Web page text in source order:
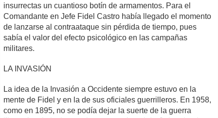
insurrectas un cuantioso botín de armamentos. Para el
Comandante en Jefe Fidel Castro había llegado el momento
de lanzarse al contraataque sin pérdida de tiempo, pues
sabía el valor del efecto psicológico en las campañas
militares.
LA INVASIÓN
La idea de la Invasión a Occidente siempre estuvo en la
mente de Fidel y en la de sus oficiales guerrilleros. En 1958,
como en 1895, no se podía dejar la suerte de la guerra